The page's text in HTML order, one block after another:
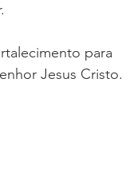
para
Jesus Cristo.